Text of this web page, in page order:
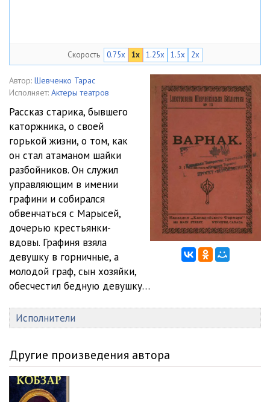
Скорость 0.75x 1x 1.25x 1.5x 2x
Автор: Шевченко Тарас
Исполняет: Актеры театров
Рассказ старика, бывшего
каторжника, о своей
горькой жизни, о том, как
он стал атаманом шайки
разбойников. Он служил
управляющим в имении
графини и собирался
обвенчаться с Марысей,
дочерью крестьянки-
вдовы. Графиня взяла
девушку в горничные, а
молодой граф, сын хозяйки,
обесчестил бедную девушку…
Исполнители
Другие произведения автора